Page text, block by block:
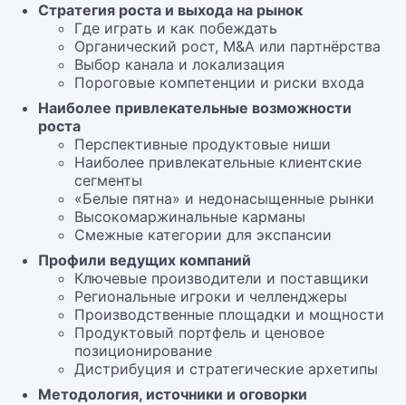
Стратегия роста и выхода на рынок
Где играть и как побеждать
Органический рост, M&A или партнёрства
Выбор канала и локализация
Пороговые компетенции и риски входа
Наиболее привлекательные возможности
роста
Перспективные продуктовые ниши
Наиболее привлекательные клиентские
сегменты
«Белые пятна» и недонасыщенные рынки
Высокомаржинальные карманы
Смежные категории для экспансии
Профили ведущих компаний
Ключевые производители и поставщики
Региональные игроки и челленджеры
Производственные площадки и мощности
Продуктовый портфель и ценовое
позиционирование
Дистрибуция и стратегические архетипы
Методология, источники и оговорки